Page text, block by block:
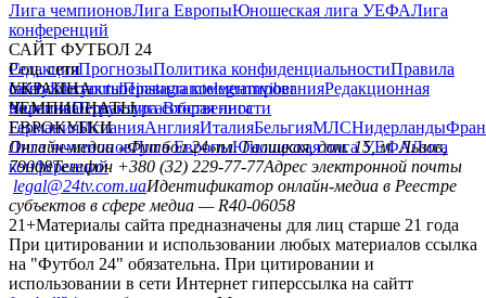
Лига чемпионовЛига ЕвропыЮношеская лига УЕФАЛига
конференций
САЙТ ФУТБОЛ 24
РедакцияПрогнозыПолитика конфиденциальностиПравила
сайтуКонтактыПравила комментированияРедакционная
политикаСтруктура собственности
Соц. сети
facebookxyoutubeinstagramtelegramviber
УКРАИНА
УкраинаПервая лигаВторая лига
ЧЕМПИОНАТЫ
ГерманияИспанияАнглияИталияБельгияМЛСНидерланды
ЕВРОКУБКИ
Лига чемпионовЛига ЕвропыЮношеская лига УЕФАЛига
конференций
Онлайн-медиа «Футбол 24»пл. Галицкая, дом. 15, м. Львов,
79008Телефон +380 (32) 229-77-77Адрес электронной почты
legal@24tv.com.uaИдентификатор онлайн-медиа в Реестре
субъектов в сфере медиа — R40-06058
21+Материалы сайта предназначены для лиц старше 21 года
При цитировании и использовании любых материалов ссылка
на "Футбол 24" обязательна. При цитировании и
использовании в сети Интернет гиперссылка на сайтт